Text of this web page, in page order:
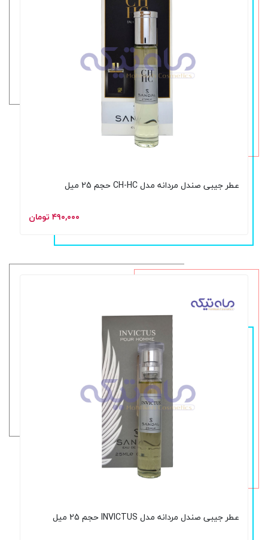
عطر جیبی صندل مردانه مدل CH-HC حجم 25 میل
۴۹۰,۰۰۰ تومان
عطر جیبی صندل مردانه مدل INVICTUS حجم 25 میل